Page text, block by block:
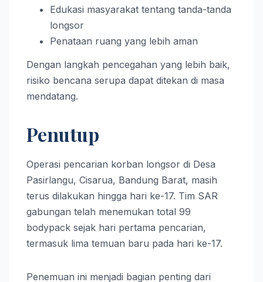
Edukasi masyarakat tentang tanda-tanda
longsor
Penataan ruang yang lebih aman
Dengan langkah pencegahan yang lebih baik,
risiko bencana serupa dapat ditekan di masa
mendatang.
Penutup
Operasi pencarian korban longsor di Desa
Pasirlangu, Cisarua, Bandung Barat, masih
terus dilakukan hingga hari ke-17. Tim SAR
gabungan telah menemukan total 99
bodypack sejak hari pertama pencarian,
termasuk lima temuan baru pada hari ke-17.
Penemuan ini menjadi bagian penting dari